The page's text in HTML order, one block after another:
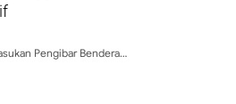
Pengibar Bendera…